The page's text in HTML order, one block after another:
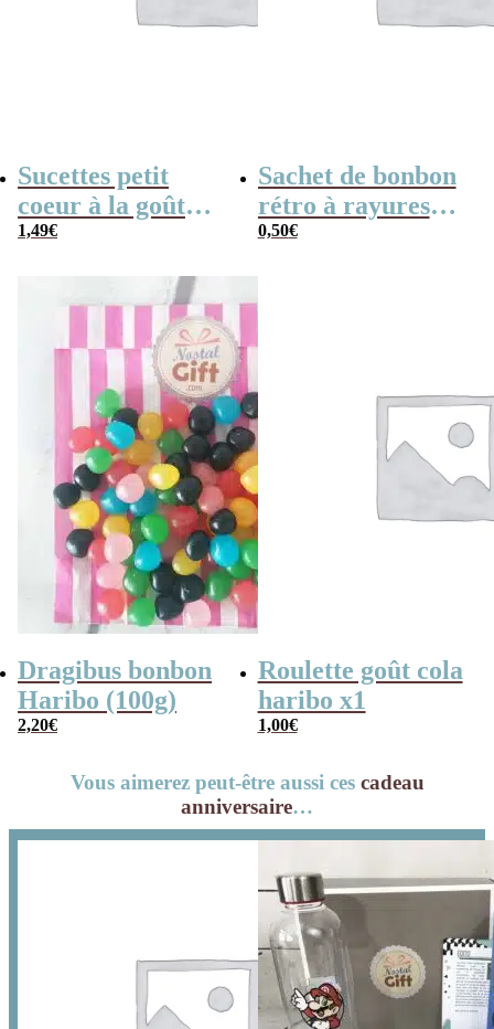
Sucettes petit
coeur à la goût
cerise x5
1,49€
Sachet de bonbon
rétro à rayures
roses et blanches
0,50€
Dragibus bonbon
Haribo (100g)
2,20€
Roulette goût cola
haribo x1
1,00€
Vous aimerez peut-être aussi ces cadeau
anniversaire…